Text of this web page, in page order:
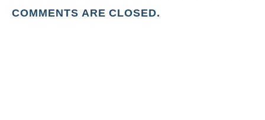
COMMENTS ARE CLOSED.